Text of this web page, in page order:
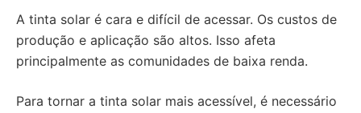
A tinta solar é cara e difícil de acessar. Os custos de
produção e aplicação são altos. Isso afeta
principalmente as comunidades de baixa renda.
Para tornar a tinta solar mais acessível, é necessário